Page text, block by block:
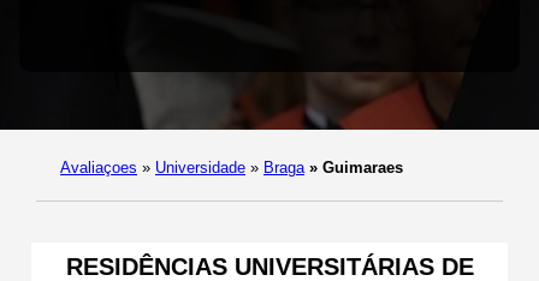
Avaliaçoes » Universidade » Braga » Guimaraes
RESIDÊNCIAS UNIVERSITÁRIAS DE